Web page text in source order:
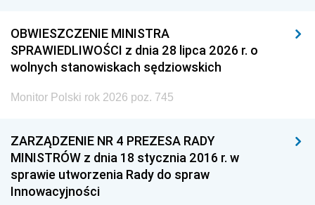
OBWIESZCZENIE MINISTRA
SPRAWIEDLIWOŚCI z dnia 28 lipca 2026 r. o
wolnych stanowiskach sędziowskich
Monitor Polski rok 2026 poz. 745
ZARZĄDZENIE NR 4 PREZESA RADY
MINISTRÓW z dnia 18 stycznia 2016 r. w
sprawie utworzenia Rady do spraw
Innowacyjności